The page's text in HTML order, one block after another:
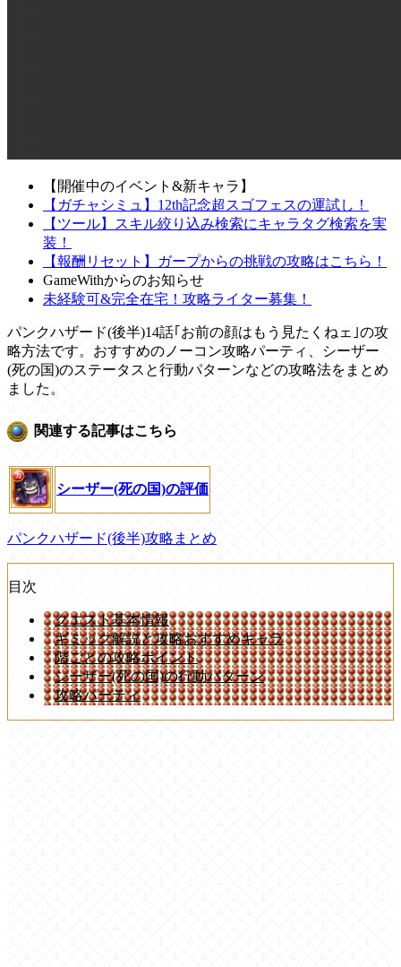
【開催中のイベント&新キャラ】
【ガチャシミュ】12th記念超スゴフェスの運試し！
【ツール】スキル絞り込み検索にキャラタグ検索を実
装！
【報酬リセット】ガープからの挑戦の攻略はこちら！
GameWithからのお知らせ
未経験可&完全在宅！攻略ライター募集！
パンクハザード(後半)14話｢お前の顔はもう見たくねェ｣の攻
略方法です。おすすめのノーコン攻略パーティ、シーザー
(死の国)のステータスと行動パターンなどの攻略法をまとめ
ました。
関連する記事はこちら
シーザー(死の国)の評価
パンクハザード(後半)攻略まとめ
目次
クエスト基本情報
ギミック解説と攻略おすすめキャラ
階ごとの攻略ポイント
シーザー(死の国)の行動パターン
攻略パーティ